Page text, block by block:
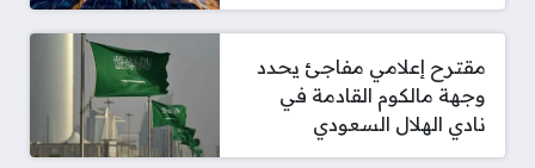
مقترح إعلامي مفاجئ يحدد
وجهة مالكوم القادمة في
نادي الهلال السعودي